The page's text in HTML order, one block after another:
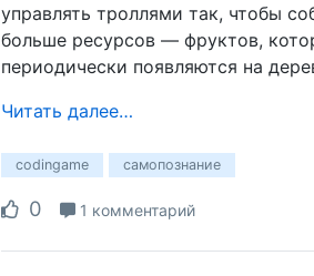
управлять троллями так, чтобы
больше ресурсов — фруктов,
периодически появляются на
Читать далее…
codingame самопознание
0 1 комментарий